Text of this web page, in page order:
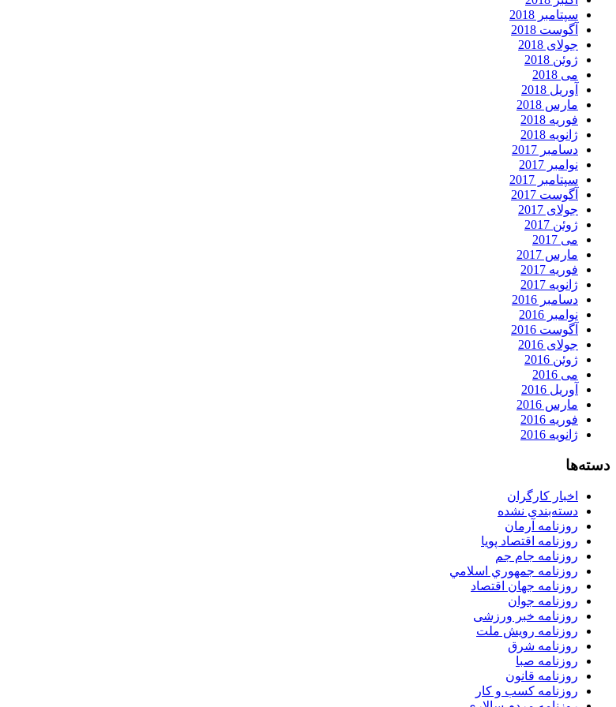
سپتامبر 2018
آگوست 2018
جولای 2018
ژوئن 2018
می 2018
آوریل 2018
مارس 2018
فوریه 2018
ژانویه 2018
دسامبر 2017
نوامبر 2017
سپتامبر 2017
آگوست 2017
جولای 2017
ژوئن 2017
می 2017
مارس 2017
فوریه 2017
ژانویه 2017
دسامبر 2016
نوامبر 2016
آگوست 2016
جولای 2016
ژوئن 2016
می 2016
آوریل 2016
مارس 2016
فوریه 2016
ژانویه 2016
دسته‌ها
اخبار کارگران
دسته‌بندی نشده
روزنامه آرمان
روزنامه اقتصاد پویا
روزنامه جام جم
روزنامه جمهوري اسلامي
روزنامه جهان اقتصاد
روزنامه جوان
روزنامه خبر ورزشى
روزنامه رویش ملت
روزنامه شرق
روزنامه صبا
روزنامه قانون
روزنامه كسب و كار